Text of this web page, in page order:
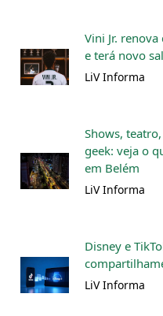
Vini Jr.
e terá novo
LiV Informa
Shows,
geek: veja o
em Belém
LiV Informa
Disney e
LiV Informa